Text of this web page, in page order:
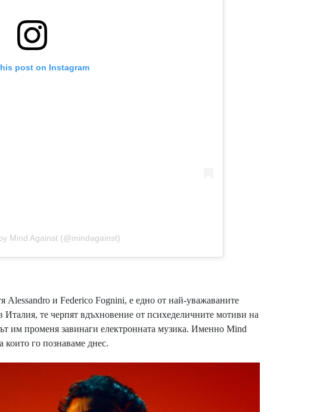
post on Instagram
Mind Against (@mindagainst)
Alessandro и Federico Fognini, е едно от най-уважаваните
те черпят вдъхновение от психеделичните мотиви на
им променя завинаги електронната музика. Именно Mind
които го познаваме днес.